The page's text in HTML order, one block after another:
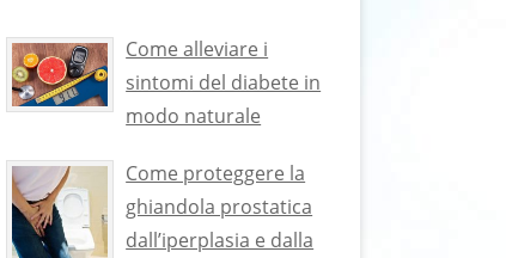
Come alleviare i
sintomi del diabete in
modo naturale
Come proteggere la
ghiandola prostatica
dall’iperplasia e dalla